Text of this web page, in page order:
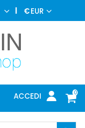
€EUR
0
ACCEDI